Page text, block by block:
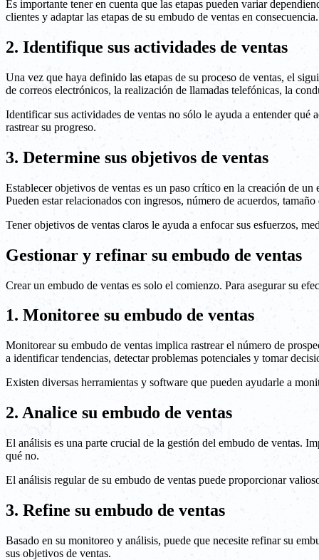
Es importante tener en cuenta que las etapas pueden variar
clientes y adaptar las etapas de su embudo de ventas en consecuencia.
2. Identifique sus actividades de ventas
Una vez que haya definido las etapas de su proceso de ventas, el
de correos electrónicos, la realización de llamadas telefónicas, la
Identificar sus actividades de ventas no sólo le ayuda a entender qué
rastrear su progreso.
3. Determine sus objetivos de ventas
Establecer objetivos de ventas es un paso crítico en la creación de
Pueden estar relacionados con ingresos, número de acuerdos,
Tener objetivos de ventas claros le ayuda a enfocar sus esfuerzos,
Gestionar y refinar su embudo de ventas
Crear un embudo de ventas es solo el comienzo. Para asegurar su
1. Monitoree su embudo de ventas
Monitorear su embudo de ventas implica rastrear el número de
a identificar tendencias, detectar problemas potenciales y tomar
Existen diversas herramientas y software que pueden ayudarle a
2. Analice su embudo de ventas
El análisis es una parte crucial de la gestión del embudo de ventas.
qué no.
El análisis regular de su embudo de ventas puede proporcionar
3. Refine su embudo de ventas
Basado en su monitoreo y análisis, puede que necesite refinar su
sus objetivos de ventas.